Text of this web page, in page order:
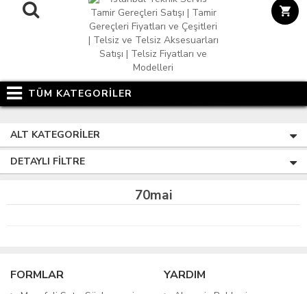
TÜM KATEGORİLER
ALT KATEGORILER
DETAYLI FILTRE
70mai
FORMLAR YARDIM